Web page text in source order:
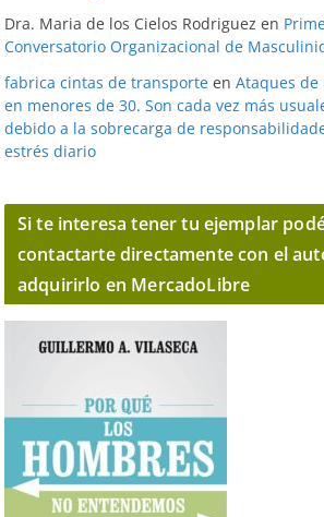
Dra. Maria de los Cielos Rodriguez en
Conversatorio Organizacional de
fabrica cintas de transporte en Ataques de
en menores de 30. Son cada vez más
debido a la sobrecarga de
estrés diario
Si te interesa tener tu ejemplar
contactarte directamente con el
adquirirlo en MercadoLibre